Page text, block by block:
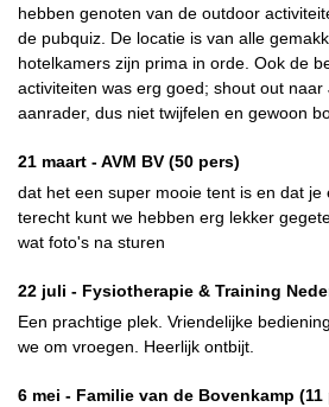
hebben genoten van de outdoor
de pubquiz. De locatie is van alle
hotelkamers zijn prima in orde. Ook de
activiteiten was erg goed; shout out naar
aanrader, dus niet twijfelen en gewoon
21 maart -AVM BV (50 pers)
dat het een super mooie tent is en dat
terecht kunt we hebben erg lekker
wat foto's na sturen
22 juli - Fysiotherapie & Training
Een prachtige plek. Vriendelijke
we om vroegen. Heerlijk ontbijt.
6 mei - Familie van de Bovenkamp (11